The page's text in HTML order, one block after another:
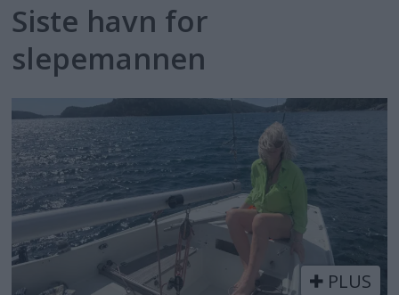
Siste havn for
slepemannen
PLUS